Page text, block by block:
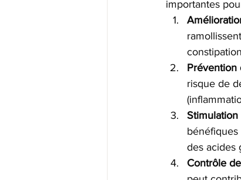
importantes
Prévention
risque de
Stimulation
des acides
Contrôle